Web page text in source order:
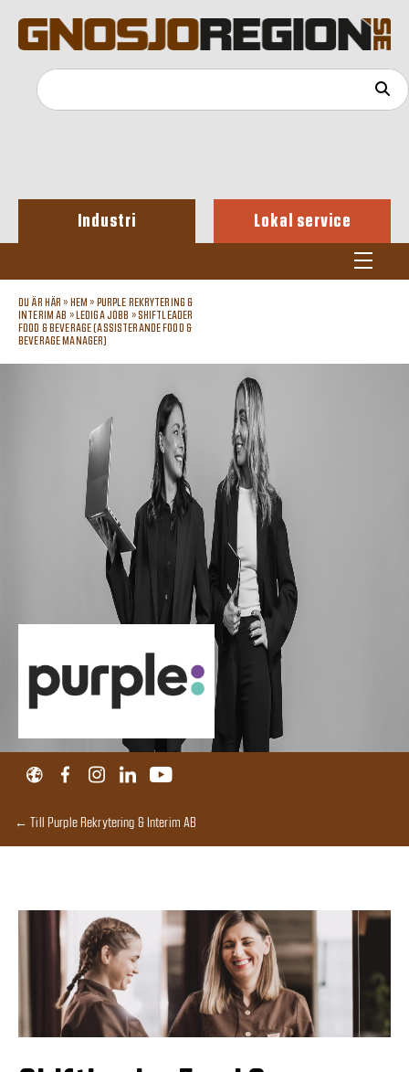
Industri Lokal service
DU ÄR HÄR » HEM » PURPLE REKRYTERING &
INTERIM AB » LEDIGA JOBB »SHIFTLEADER
FOOD & BEVERAGE (ASSISTERANDE FOOD &
BEVERAGE MANAGER)
← Till Purple Rekrytering & Interim AB